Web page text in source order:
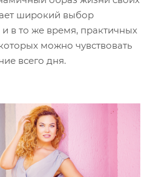
широкий выбор
в то же время, практичных
можно чувствовать
всего дня.